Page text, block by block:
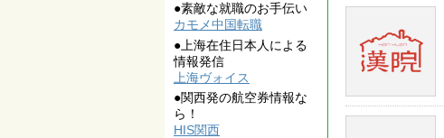
●素敵な就職のお手伝い
カモメ中国転職
●上海在住日本人による
情報発信
上海ヴォイス
●関西発の航空券情報な
ら！
HIS関西